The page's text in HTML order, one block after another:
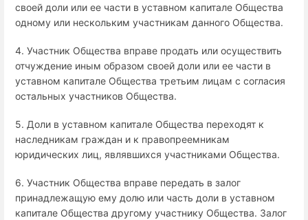
своей доли или ее части в уставном капитале Общества
одному или нескольким участникам данного Общества.
4. Участник Общества вправе продать или осуществить
отчуждение иным образом своей доли или ее части в
уставном капитале Общества третьим лицам с согласия
остальных участников Общества.
5. Доли в уставном капитале Общества переходят к
наследникам граждан и к правопреемникам
юридических лиц, являвшихся участниками Общества.
6. Участник Общества вправе передать в залог
принадлежащую ему долю или часть доли в уставном
капитале Общества другому участнику Общества. Залог